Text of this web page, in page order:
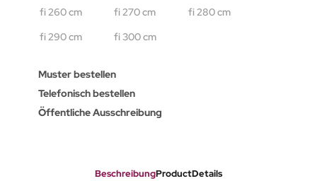
fi 260 cm
fi 270 cm
fi 280 cm
fi 290 cm
fi 300 cm
Muster bestellen
Telefonisch bestellen
Öffentliche Ausschreibung
BeschreibungProductDetails